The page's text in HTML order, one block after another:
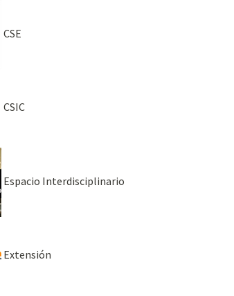
CSE
CSIC
Espacio Interdisciplinario
Extensión